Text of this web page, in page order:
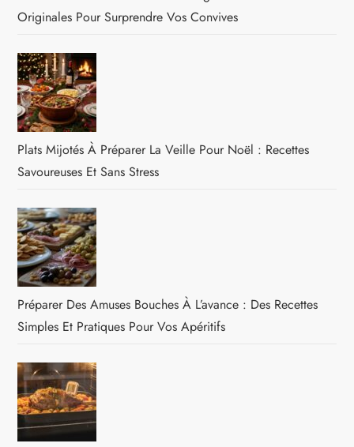
Originales Pour Surprendre Vos Convives
Plats Mijotés À Préparer La Veille Pour Noël : Recettes
Savoureuses Et Sans Stress
Préparer Des Amuses Bouches À L’avance : Des Recettes
Simples Et Pratiques Pour Vos Apéritifs